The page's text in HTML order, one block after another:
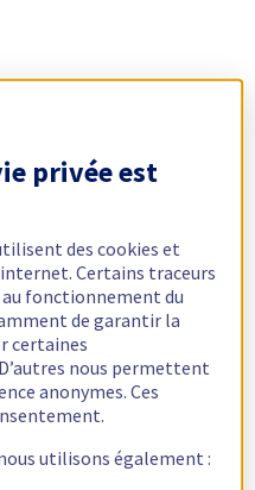
privée est
des cookies et
Certains traceurs
fonctionnement du
de garantir la
certaines
nous permettent
anonymes. Ces
utilisons également :